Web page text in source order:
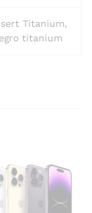
Titanium,
titanium